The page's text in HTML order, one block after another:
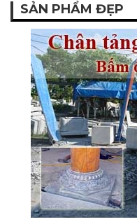
SẢN PHẨM ĐẸP